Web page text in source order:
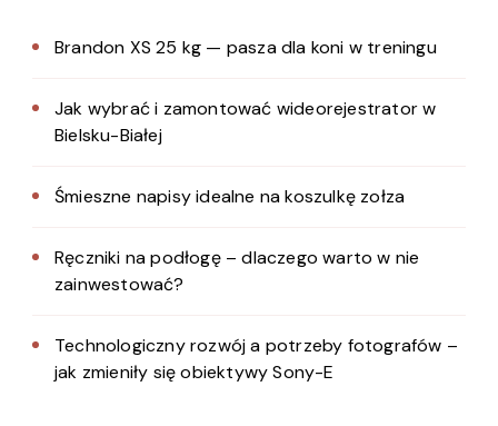
Brandon XS 25 kg — pasza dla koni w treningu
Jak wybrać i zamontować wideorejestrator w
Bielsku-Białej
Śmieszne napisy idealne na koszulkę zołza
Ręczniki na podłogę – dlaczego warto w nie
zainwestować?
Technologiczny rozwój a potrzeby fotografów –
jak zmieniły się obiektywy Sony-E